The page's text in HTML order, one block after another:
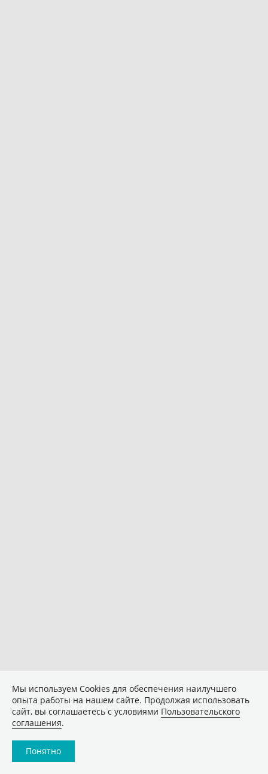
Мы используем Сookies для обеспечения наилучшего
опыта работы на нашем сайте. Продолжая использовать
сайт, вы соглашаетесь с условиями Пользовательского
соглашения.
Понятно